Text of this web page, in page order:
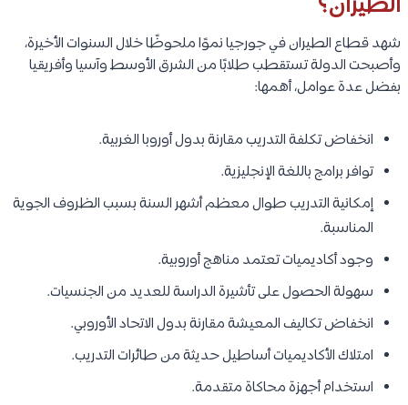
الطيران؟
شهد قطاع الطيران في جورجيا نموًا ملحوظًا خلال السنوات الأخيرة،
وأصبحت الدولة تستقطب طلابًا من الشرق الأوسط وآسيا وأفريقيا
بفضل عدة عوامل، أهمها:
انخفاض تكلفة التدريب مقارنة بدول أوروبا الغربية.
توافر برامج باللغة الإنجليزية.
إمكانية التدريب طوال معظم أشهر السنة بسبب الظروف الجوية
المناسبة.
وجود أكاديميات تعتمد مناهج أوروبية.
سهولة الحصول على تأشيرة الدراسة للعديد من الجنسيات.
انخفاض تكاليف المعيشة مقارنة بدول الاتحاد الأوروبي.
امتلاك الأكاديميات أساطيل حديثة من طائرات التدريب.
استخدام أجهزة محاكاة متقدمة.